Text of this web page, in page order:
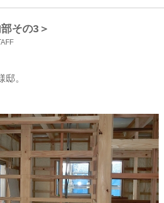
その3＞
。